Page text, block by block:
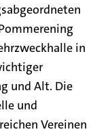
in
und Alt. Die
und
Vereinen